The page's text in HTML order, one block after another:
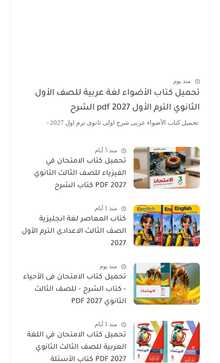
منذ يوم
تحميل كتاب الأضواء لغة عربية للصف الأول
الثانوي الترم الأول 2027 pdf الشرح
تحميل كتاب الأضواء عربى شرح اولى ثانوى ترم اول 2027 -
منذ 5 أيام
تحميل كتاب الامتحان في
الفيزياء للصف الثالث الثانوي
2027 PDF كتاب الشرح
منذ 1 أيام
كتاب المعاصر لغة انجليزية
الصف الثالث الاعدادى الترم الأول
2027
منذ يوم
تحميل كتاب الامتحان فى الأحياء
- كتاب الشرح - للصف الثالث
الثانوي 2027 PDF
منذ 1 أيام
تحميل كتاب الامتحان في اللغة
العربية للصف الثالث الثانوي
2027 PDF كتاب الأسئلة